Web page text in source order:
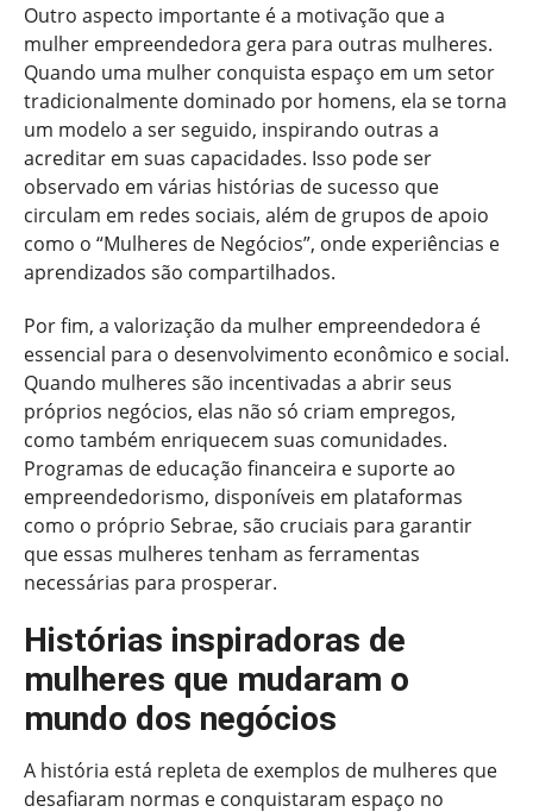
Outro aspecto importante é a motivação que a
mulher empreendedora gera para outras mulheres.
Quando uma mulher conquista espaço em um setor
tradicionalmente dominado por homens, ela se torna
um modelo a ser seguido, inspirando outras a
acreditar em suas capacidades. Isso pode ser
observado em várias histórias de sucesso que
circulam em redes sociais, além de grupos de apoio
como o “Mulheres de Negócios”, onde experiências e
aprendizados são compartilhados.
Por fim, a valorização da mulher empreendedora é
essencial para o desenvolvimento econômico e social.
Quando mulheres são incentivadas a abrir seus
próprios negócios, elas não só criam empregos,
como também enriquecem suas comunidades.
Programas de educação financeira e suporte ao
empreendedorismo, disponíveis em plataformas
como o próprio Sebrae, são cruciais para garantir
que essas mulheres tenham as ferramentas
necessárias para prosperar.
Histórias inspiradoras de
mulheres que mudaram o
mundo dos negócios
A história está repleta de exemplos de mulheres que
desafiaram normas e conquistaram espaço no